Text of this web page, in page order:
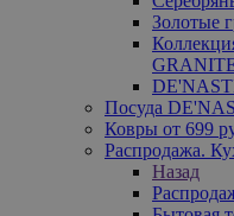
Золотые
Посуда
Ковры от 699
Распродажа.
Назад